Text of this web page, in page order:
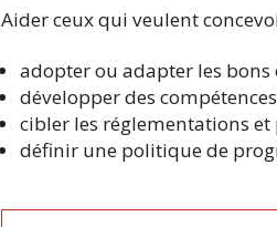
Aider ceux qui veulent
adopter ou adapter les bons
développer des
cibler les réglementations
définir une politique de